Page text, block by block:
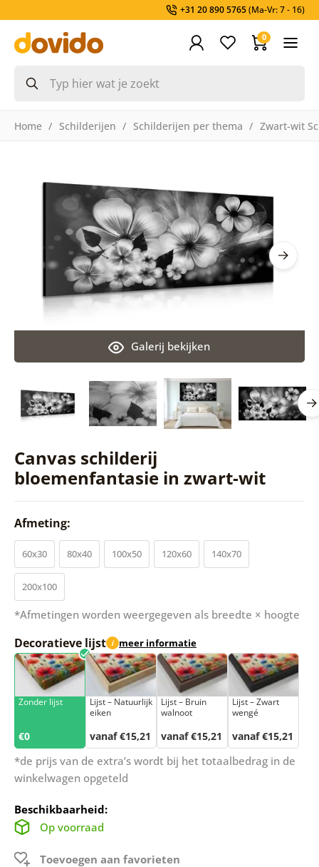
+31 20 890 5765(Ma-Vr: 7 - 16)
0
Home Schilderijen Schilderijen per thema Zwart-wit
Canvas schilderij
bloemenfantasie in zwart-wit
Galerij bekijken
Afmeting:
60x30 80x40 100x50 120x60 140x70
200x100
*Afmetingen worden weergegeven als breedte × hoogte
Decoratieve lijst i meer informatie
Zonder lijst
€0
Lijst – Natuurlijk
eiken
vanaf €15,21
Lijst – Bruin
walnoot
vanaf €15,21
Lijst – Zwart
wengé
vanaf €15,21
*de prijs van de extra’s wordt bij het totaalbedrag in de
winkelwagen opgeteld
Beschikbaarheid:
Op voorraad
Toevoegen aan favorieten